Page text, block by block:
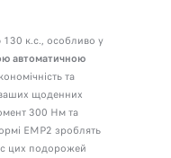
130 к.с., особливо у
автоматичною
та
щоденних
300 Нм та
ЕМР2 зроблять
цих подорожей